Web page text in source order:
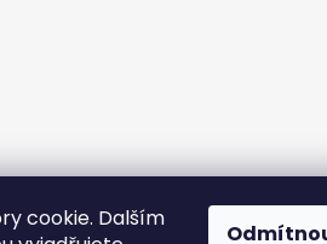
cookie. Dalším
- Místek Yogové studio Maralák